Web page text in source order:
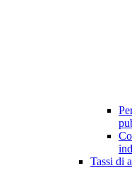
Tassi di